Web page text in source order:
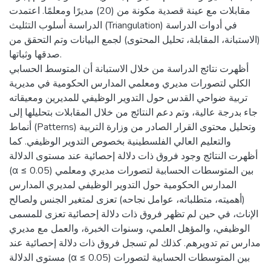
مقابلات مع عينة قصدية مكونة من (20) مديرًا ومعلمًا. اعتمدت
الدراسىة أسلوب التثليث (Triangulation) في أدوات الدراسة
(الاستبانة، المقابلة، تحليل المحتوى) لجمع البيانات وتم التحقق من
صدقها وثباتها.
أظهرت نتائج الدراسة من خلال الاستبانة أن المتوسط الحسابي
الكلي لتصورات مديري ومعلمي المدارس الحكومية في مديرية
تربية ضواحي القدس حول التدوير الوظيفي للمديرين ومعيقاته
جاء بدرجة عالية، وتم دعم النتائج من خلال المقابلات بتحليلها إلى
أنماط (Patterns) وتحليل محتوى القرار الصادر من وزارة التربية
والتعليم العالي الفلسطينية بخصوص التدوير الوظيفي. كما
أظهرت النتائج وجود فروق ذات دلالة إحصائية عند مستوى الدلالة
(α ≤ 0.05) بين المتوسطات الحسابية لتصورات مديري ومعلمي
المدارس الحكومية حول التدوير الوظيفي لمديري المدارس
(أهميته، متطلباته، عوامل نجاحه) تعزى لمتغير الجنس ولصالح
الإناث، في حين لم تظهر فروق ذات دلالة إحصائية تعزى للمسمى
الوظيفي، والمؤهل العلمي، وسنوات الخبرة، والعمل مع مديري
مدارس تم تدويرهم. كذلك لم تسجل فروق ذات دلالة إحصائية عند
مستوى الدلالة (α ≤ 0.05) بين المتوسطات الحسابية لتصورات